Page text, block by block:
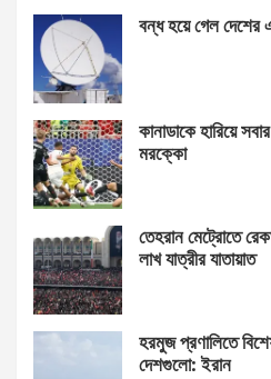
বন্ধ হয়ে গেল দেশের
কানাডাকে হারিয়ে
মরক্কো
তেহরান মেট্রোতে
লাখ যাত্রীর যাতায়াত
হরমুজ প্রণালিতে
দেশগুলো: ইরান